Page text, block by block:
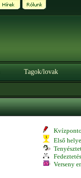
Tagok/lovak
Első
Verseny